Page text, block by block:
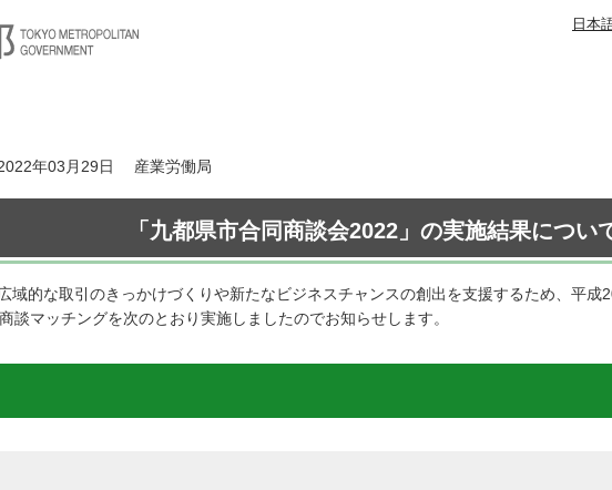
日本
年03月29日 産業労働局
「九都県市合同商談会2022」の実施結果につい
域的な取引のきっかけづくりや新たなビジネスチャンスの創出を支援するため、平成
談マッチングを次のとおり実施しましたのでお知らせします。